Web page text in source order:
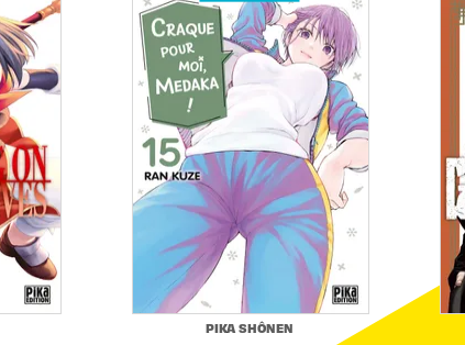
PIKA SHÔNEN